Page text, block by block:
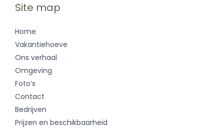
Site map
Home
Vakantiehoeve
Ons verhaal
Omgeving
Foto’s
Contact
Bedrijven
Prijzen en beschikbaarheid